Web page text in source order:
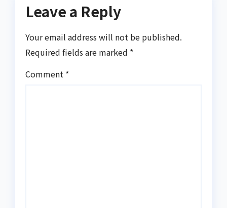
Leave a Reply
Your email address will not be published.
Required fields are marked *
Comment *